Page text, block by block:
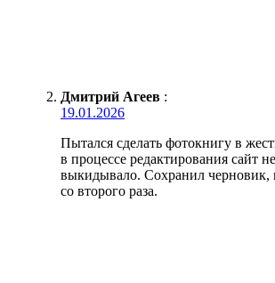
Дмитрий Агеев :
19.01.2026
Пытался сделать фотокнигу в
в процессе редактирования сайт
выкидывало. Сохранил черновик,
со второго раза.